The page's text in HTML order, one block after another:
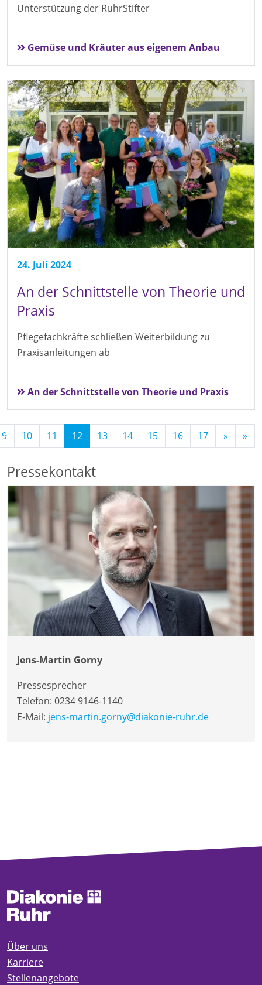
Unterstützung der RuhrStifter
Gemüse und Kräuter aus eigenem Anbau
24. Juli 2024
An der Schnittstelle von Theorie und
Praxis
Pflegefachkräfte schließen Weiterbildung zu
Praxisanleitungen ab
An der Schnittstelle von Theorie und Praxis
9 10 11 12 (Standort)
13 14 15 16 17 » »
Pressekontakt
Jens-Martin Gorny
Pressesprecher
Telefon: 0234 9146-1140
E-Mail: jens-martin.gorny@diakonie-ruhr.de
Über uns
Karriere
Stellenangebote